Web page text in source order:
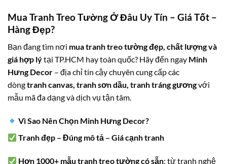
Mua Tranh Treo Tường Ở Đâu Uy Tín – Giá Tốt –
Hàng Đẹp?
Bạn đang tìm nơi mua tranh treo tường đẹp, chất lượng và
giá hợp lýtại TP.HCM hay toàn quốc? Hãy đến ngay Minh
Hưng Decor – địa chỉ tin cậy chuyên cung cấp các
dòngtranh canvas, tranh sơn dầu, tranh tráng gươngvới
mẫu mã đa dạng và dịch vụ tận tâm.
Vì Sao Nên Chọn Minh Hưng Decor?
Tranh đẹp – Đúng mô tả – Giá cạnh tranh
Hơn 1000+ mẫu tranh treo tường có sẵn: từ tranh nghệ